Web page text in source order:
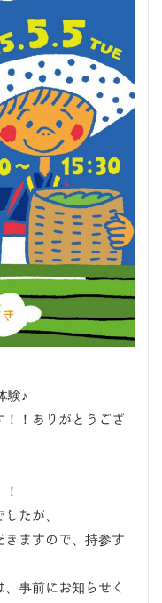
験♪
！ありがとうござ
たが、
ますので、持参す
事前にお知らせく